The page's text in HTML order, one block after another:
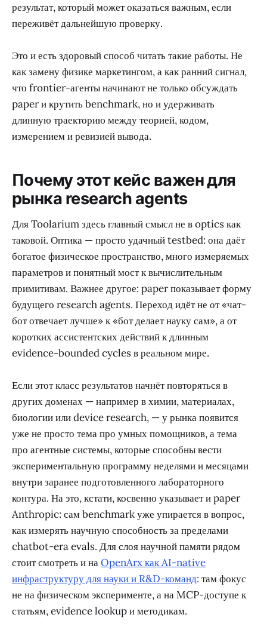
результат, который может оказаться важным, если
переживёт дальнейшую проверку.
Это и есть здоровый способ читать такие работы. Не
как замену физике маркетингом, а как ранний сигнал,
что frontier-агенты начинают не только обсуждать
paper и крутить benchmark, но и удерживать
длинную траекторию между теорией, кодом,
измерением и ревизией вывода.
Почему этот кейс важен для
рынка research agents
Для Toolarium здесь главный смысл не в optics как
таковой. Оптика — просто удачный testbed: она даёт
богатое физическое пространство, много измеряемых
параметров и понятный мост к вычислительным
примитивам. Важнее другое: paper показывает форму
будущего research agents. Переход идёт не от «чат-
бот отвечает лучше» к «бот делает науку сам», а от
коротких ассистентских действий к длинным
evidence-bounded cycles в реальном мире.
Если этот класс результатов начнёт повторяться в
других доменах — например в химии, материалах,
биологии или device research, — у рынка появится
уже не просто тема про умных помощников, а тема
про агентные системы, которые способны вести
экспериментальную программу неделями и месяцами
внутри заранее подготовленного лабораторного
контура. На это, кстати, косвенно указывает и paper
Anthropic: сам benchmark уже упирается в вопрос,
как измерять научную способность за пределами
chatbot-era evals. Для слоя научной памяти рядом
стоит смотреть и наOpenArx как AI-native
инфраструктуру для науки и R&D-команд: там фокус
не на физическом эксперименте, а на MCP-доступе к
статьям, evidence lookup и методикам.